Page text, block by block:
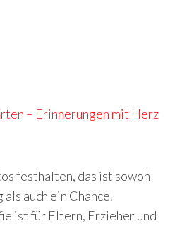
– Erinnerungen mit Herz
festhalten, das ist sowohl
auch ein Chance.
ist für Eltern, Erzieher und